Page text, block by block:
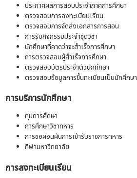
ประกาศผลการสอบประจำภาคการศึกษา
ตรวจสอบการลงทะเบียนเรียน
ตรวจสอบการจัดส่งเอกสารการสอน
การรับกิจกรรมประจำชุดวิชา
นักศึกษาที่คาดว่าจะสำเร็จการศึกษา
การตรวจสอบผู้สำเร็จการศึกษา
ตรวจสอบบัตรประจำตัวนักศึกษา
ตรวจสอบข้อมูลการขึ้นทะเบียนเป็นนักศึกษา
การบริการนักศึกษา
ทุนการศึกษา
การศึกษาวิชาทหาร
การขอผ่อนผันการเข้ารับราชการทหาร
กีฬามหาวิทยาลัย
การลงทะเบียนเรียน